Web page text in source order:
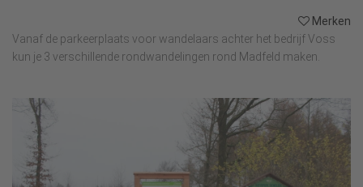
Merken
Vanaf de parkeerplaats voor wandelaars achter het bedrijf Voss
kun je 3 verschillende rondwandelingen rond Madfeld maken.